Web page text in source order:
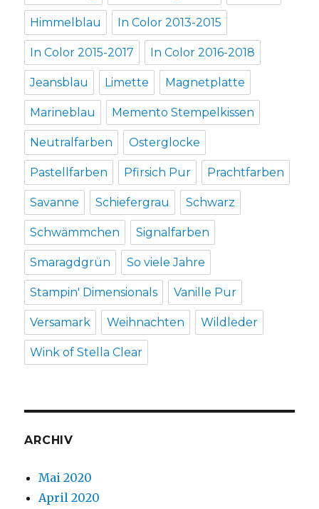
Himmelblau In Color 2013-2015
In Color 2015-2017 In Color 2016-2018
Jeansblau Limette Magnetplatte
Marineblau Memento Stempelkissen
Neutralfarben Osterglocke
Pastellfarben Pfirsich Pur Prachtfarben
Savanne Schiefergrau Schwarz
Schwämmchen Signalfarben
Smaragdgrün So viele Jahre
Stampin' Dimensionals Vanille Pur
Versamark Weihnachten Wildleder
Wink of Stella Clear
ARCHIV
Mai 2020
April 2020